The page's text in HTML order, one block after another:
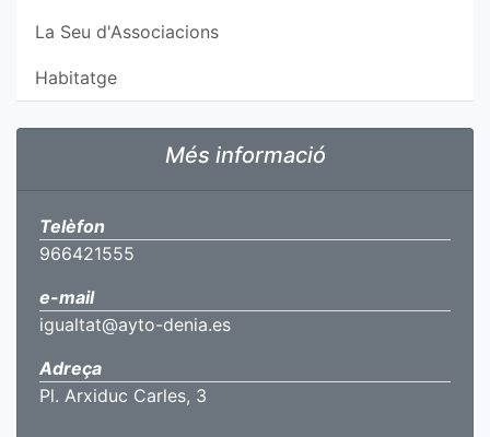
La Seu d'Associacions
Habitatge
Més informació
Telèfon
966421555
e-mail
igualtat@ayto-denia.es
Adreça
Pl. Arxiduc Carles, 3